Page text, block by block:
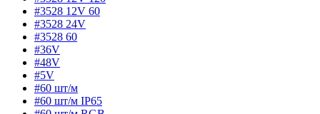
#3528 12V 60
#3528 24V
#3528 60
#36V
#48V
#5V
#60 шт/м
#60 шт/м IP65